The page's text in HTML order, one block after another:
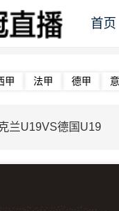
首页
甲 法甲 德甲
兰U19VS德国U19